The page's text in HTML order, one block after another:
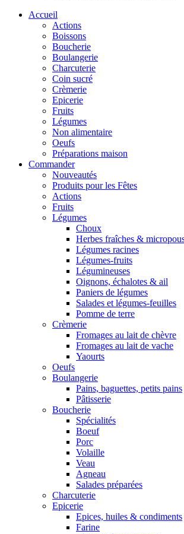
Accueil
Actions
Boissons
Boucherie
Boulangerie
Charcuterie
Coin sucré
Crèmerie
Epicerie
Fruits
Légumes
Non alimentaire
Oeufs
Préparations maison
Commander
Nouveautés
Produits pour les Fêtes
Actions
Fruits
Légumes
Choux
Herbes fraîches &
Légumes racines
Légumes-fruits
Légumineuses
Oignons, échalotes & ail
Paniers de légumes
Salades et légumes-feuilles
Pomme de terre
Crèmerie
Fromages au lait de chèvre
Fromages au lait de vache
Yaourts
Oeufs
Boulangerie
Pains, baguettes, petits pains
Pâtisserie
Boucherie
Spécialités
Boeuf
Porc
Volaille
Veau
Agneau
Salades préparées
Charcuterie
Epicerie
Epices, huiles & condiments
Farine